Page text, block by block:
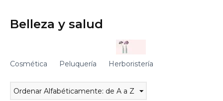
Belleza y salud
Cosmética Peluquería Herboristería
Ordenar Alfabéticamente: de A a Z